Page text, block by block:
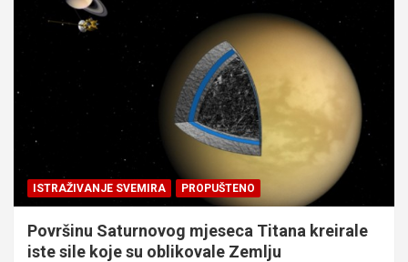
ISTRAŽIVANJE SVEMIRA PROPUŠTENO
Površinu Saturnovog mjeseca Titana kreirale
iste sile koje su oblikovale Zemlju